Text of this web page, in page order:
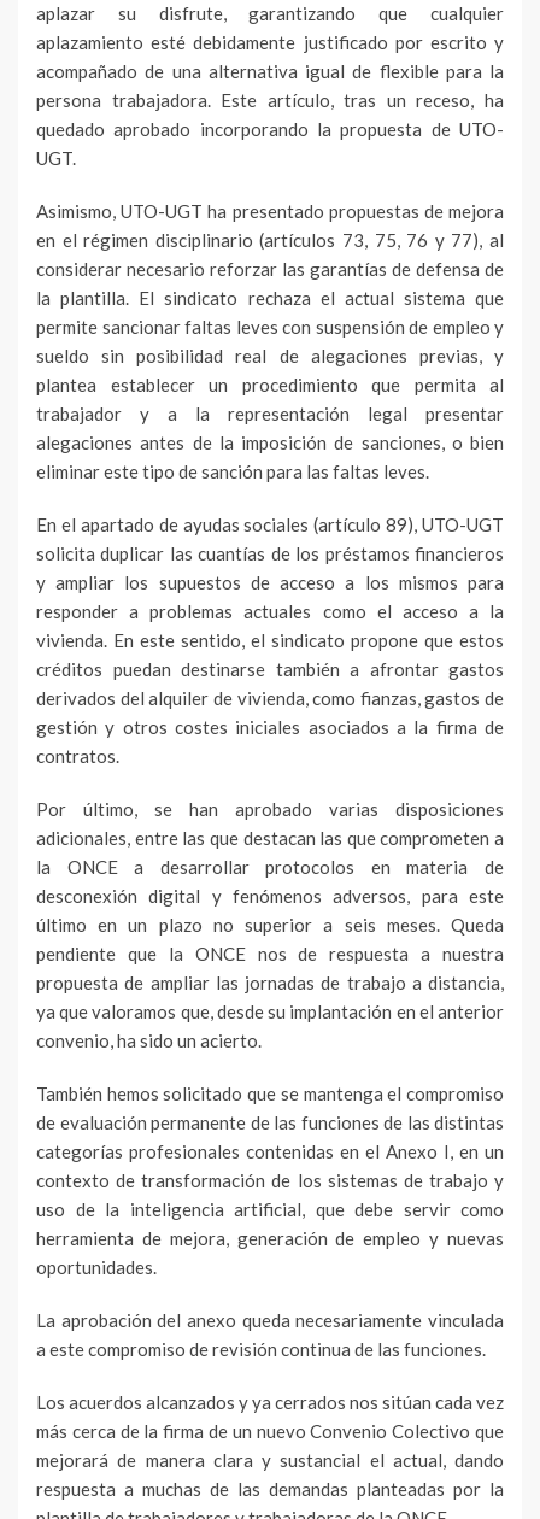
aplazar su disfrute, garantizando que cualquier
aplazamiento esté debidamente justificado por escrito y
acompañado de una alternativa igual de flexible para la
persona trabajadora. Este artículo, tras un receso, ha
quedado aprobado incorporando la propuesta de UTO-
UGT.
Asimismo, UTO-UGT ha presentado propuestas de mejora
en el régimen disciplinario (artículos 73, 75, 76 y 77), al
considerar necesario reforzar las garantías de defensa de
la plantilla. El sindicato rechaza el actual sistema que
permite sancionar faltas leves con suspensión de empleo y
sueldo sin posibilidad real de alegaciones previas, y
plantea establecer un procedimiento que permita al
trabajador y a la representación legal presentar
alegaciones antes de la imposición de sanciones, o bien
eliminar este tipo de sanción para las faltas leves.
En el apartado de ayudas sociales (artículo 89), UTO-UGT
solicita duplicar las cuantías de los préstamos financieros
y ampliar los supuestos de acceso a los mismos para
responder a problemas actuales como el acceso a la
vivienda. En este sentido, el sindicato propone que estos
créditos puedan destinarse también a afrontar gastos
derivados del alquiler de vivienda, como fianzas, gastos de
gestión y otros costes iniciales asociados a la firma de
contratos.
Por último, se han aprobado varias disposiciones
adicionales, entre las que destacan las que comprometen a
la ONCE a desarrollar protocolos en materia de
desconexión digital y fenómenos adversos, para este
último en un plazo no superior a seis meses. Queda
pendiente que la ONCE nos de respuesta a nuestra
propuesta de ampliar las jornadas de trabajo a distancia,
ya que valoramos que, desde su implantación en el anterior
convenio, ha sido un acierto.
También hemos solicitado que se mantenga el compromiso
de evaluación permanente de las funciones de las distintas
categorías profesionales contenidas en el Anexo I, en un
contexto de transformación de los sistemas de trabajo y
uso de la inteligencia artificial, que debe servir como
herramienta de mejora, generación de empleo y nuevas
oportunidades.
La aprobación del anexo queda necesariamente vinculada
a este compromiso de revisión continua de las funciones.
Los acuerdos alcanzados y ya cerrados nos sitúan cada vez
más cerca de la firma de un nuevo Convenio Colectivo que
mejorará de manera clara y sustancial el actual, dando
respuesta a muchas de las demandas planteadas por la